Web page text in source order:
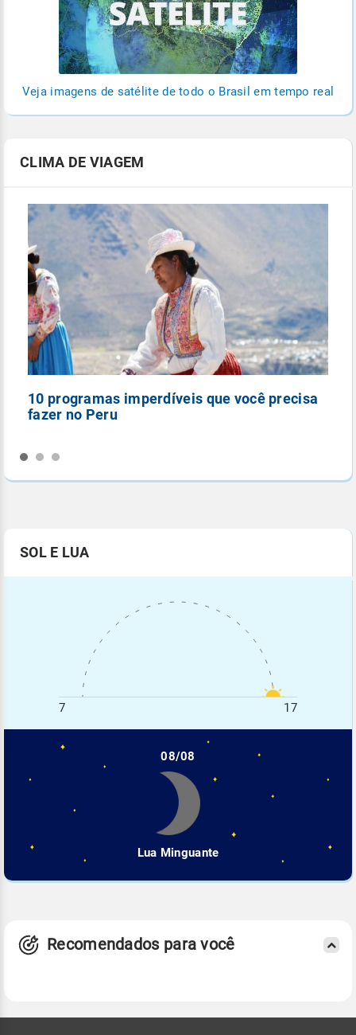
Veja imagens de satélite de todo o Brasil em tempo real
CLIMA DE VIAGEM
10 programas imperdíveis que você precisa
fazer no Peru
SOL E LUA
7 17
08/08
Lua Minguante
Recomendados para você